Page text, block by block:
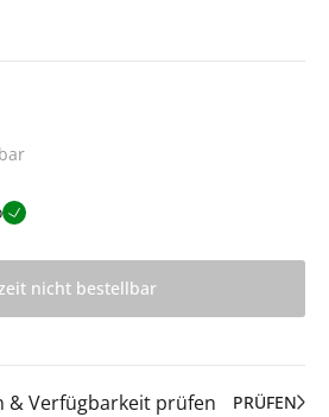
nicht bestellbar
& Verfügbarkeit prüfen PRÜFEN